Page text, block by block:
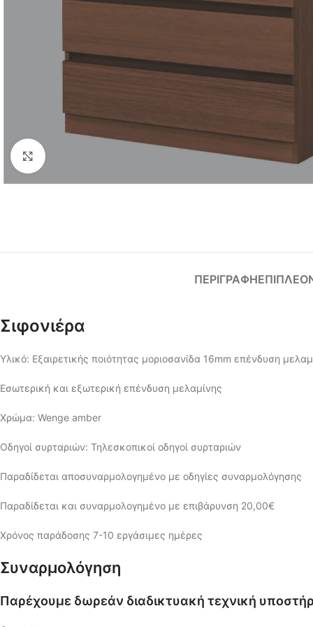
ΠΕΡΙΓΡΑΦΉ
Σιφονιέρα
Υλικό: Εξαιρετικής ποιότητας μοριοσανίδα 16mm επένδυση
Εσωτερική και εξωτερική επένδυση μελαμίνης
Χρώμα: Wenge amber
Οδηγοί συρταριών: Τηλεσκοπικοί οδηγοί συρταριών
Παραδίδεται αποσυναρμολογημένο με οδηγίες συναρμολόγησης
Παραδίδεται και συναρμολογημένο με επιβάρυνση 20,00€
Χρόνος παράδοσης 7-10 εργάσιμες ημέρες
Συναρμολόγηση
Παρέχουμε δωρεάν διαδικτυακή τεχνική